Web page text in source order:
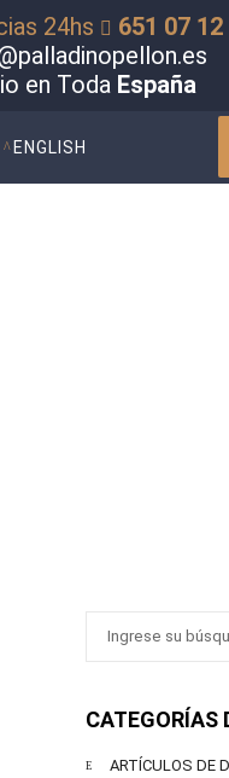
24hs
651 07 12
en Toda España
ENGLISH
CATEGORÍAS
ARTÍCULOS DE